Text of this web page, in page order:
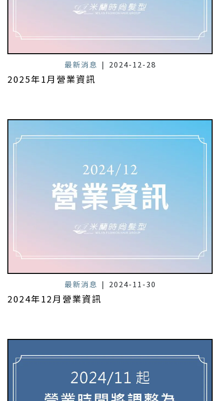
最新消息 | 2024-12-28
2025年1月營業資訊
最新消息 | 2024-11-30
2024年12月營業資訊